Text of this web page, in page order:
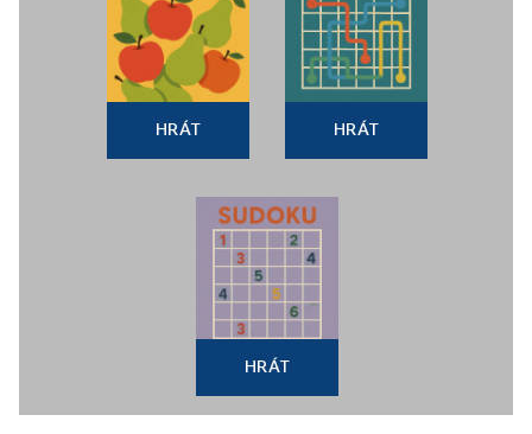
HRÁT HRÁT
HRÁT